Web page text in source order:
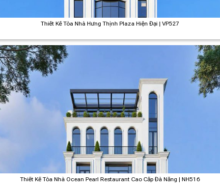
Thiết Kế Tòa Nhà Hưng Thịnh Plaza Hiện Đại | VP527
Thiết Kế Tòa Nhà Ocean Pearl Restaurant Cao Cấp Đà Nẵng | NH516